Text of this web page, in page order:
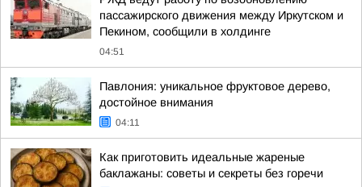
пассажирского движения между Иркутском и
Пекином, сообщили в холдинге
04:51
Павлония: уникальное фруктовое дерево,
достойное внимания
04:11
Как приготовить идеальные жареные
баклажаны: советы и секреты без горечи